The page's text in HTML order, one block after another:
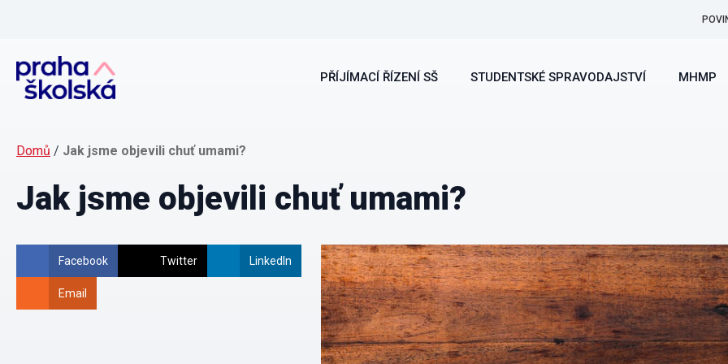
PŘÍJÍMACÍ ŘÍZENÍ SŠ STUDENTSKÉ SPRAVODAJSTVÍ MHMP
Domů / Jak jsme objevili chuť umami?
Jak jsme objevili chuť umami?
Facebook Twitter LinkedIn
Email